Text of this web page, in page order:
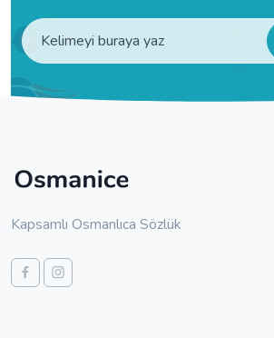
Kapsamlı Osmanlıca Sözlük